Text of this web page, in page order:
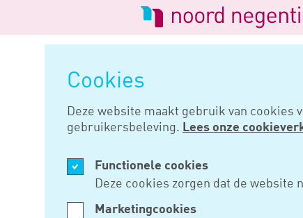
Cookies
Deze website maakt gebruik van cookies
gebruikersbeleving. Lees onze
Functionele cookies
Deze cookies zorgen dat de website
Marketingcookies
Logo
van
Noord
Negentig
SEP 19, 2018